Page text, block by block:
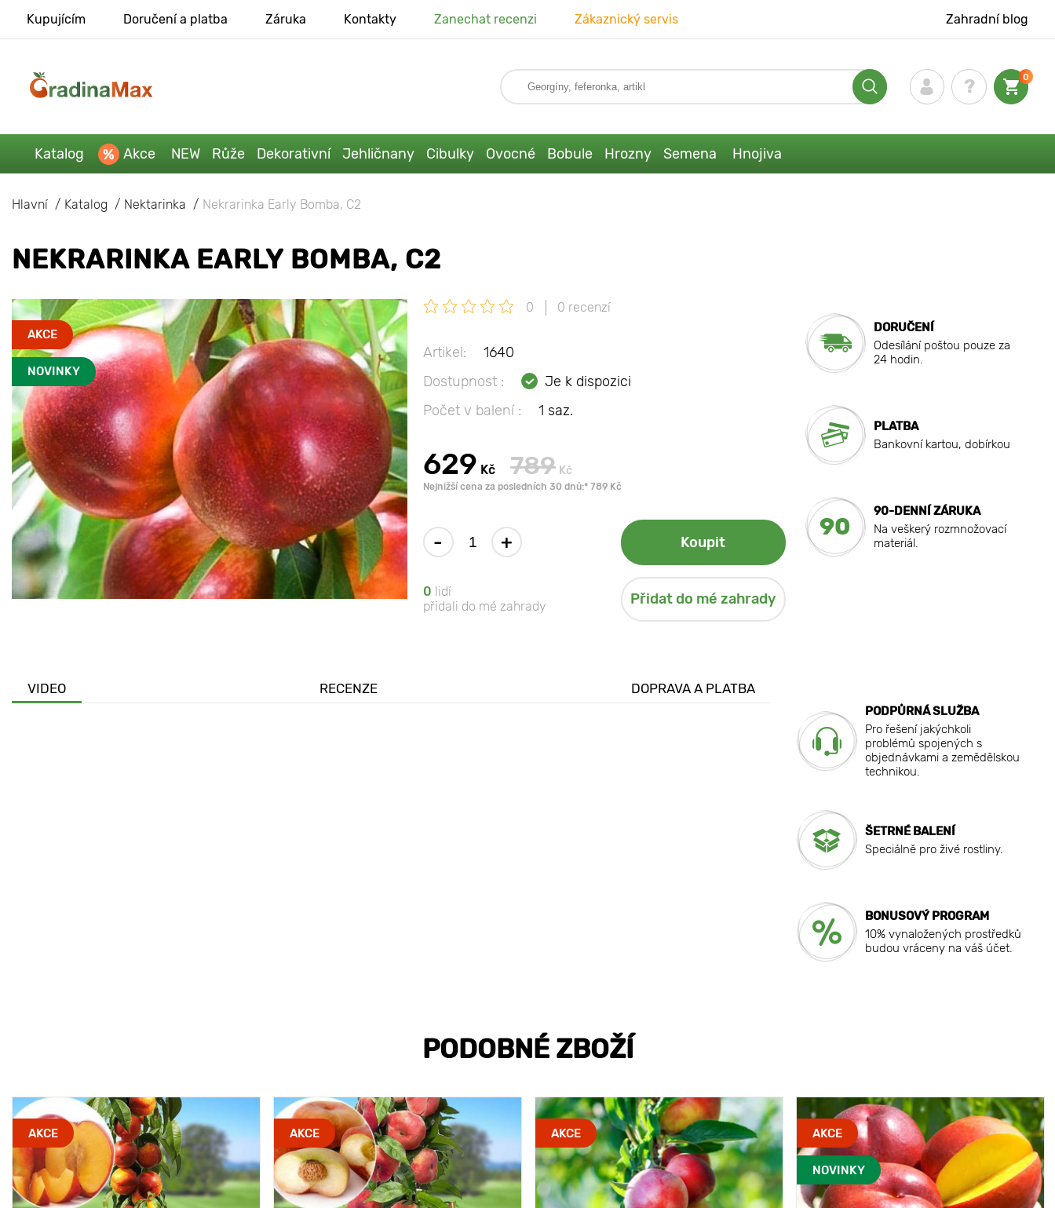
Kupujícím Doručení a platba Záruka Kontakty Zanechat recenzi Zákaznický servis Zahradní blog
0
Katalog Akce NEW Růže Dekorativní Jehličnany Cibulky Ovocné Bobule Hrozny Semena Hnojiva
Hlavní Katalog Nektarinka Nekrarinka Early Bomba, C2
NEKRARINKA EARLY BOMBA, C2
AKCE
NOVINKY
0 0 recenzí
Artikel:
1640
Dostupnost :
Je k dispozici
Počet v balení :
1 saz.
629 Kč 789 Kč
Nejnižší cena za posledních 30 dnů:* 789 Kč
- + Koupit
0 lidí
přidali do mé zahrady
Přidat do mé zahrady
DORUČENÍ
Odesílání poštou pouze za
24 hodin.
PLATBA
Bankovní kartou, dobírkou
90
90-DENNÍ ZÁRUKA
Na veškerý rozmnožovací
materiál.
VIDEO RECENZE DOPRAVA A PLATBA
PODPŮRNÁ SLUŽBA
Pro řešení jakýchkoli
problémů spojených s
objednávkami a zemědělskou
technikou.
ŠETRNÉ BALENÍ
Speciálně pro živé rostliny.
BONUSOVÝ PROGRAM
10% vynaložených prostředků
budou vráceny na váš účet.
PODOBNÉ ZBOŽÍ
AKCE AKCE AKCE AKCE
NOVINKY